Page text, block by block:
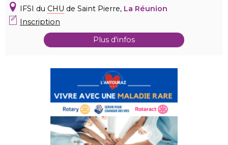
IFSI du CHU de Saint Pierre, La Réunion
Inscription
Plus d'infos